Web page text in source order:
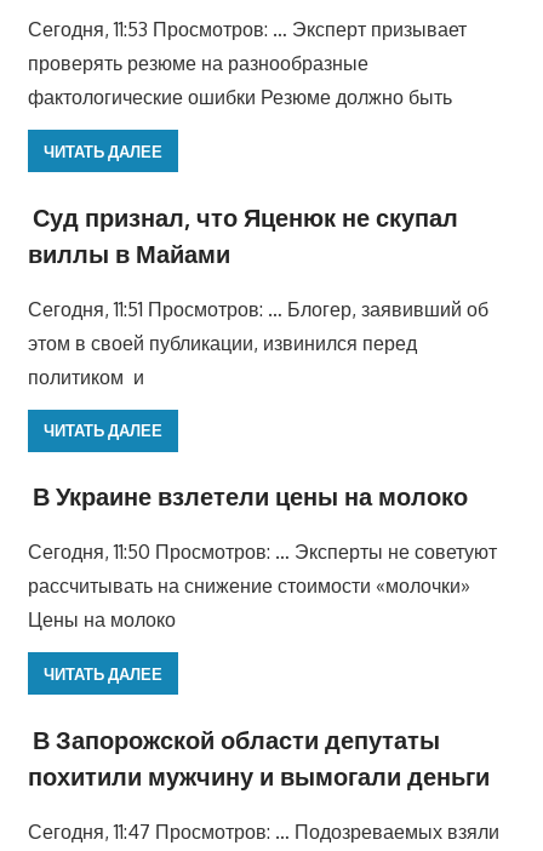
Сегодня, 11:53 Просмотров: … Эксперт призывает
проверять резюме на разнообразные
фактологические ошибки Резюме должно быть
ЧИТАТЬ ДАЛЕЕ
Суд признал, что Яценюк не скупал
виллы в Майами
Сегодня, 11:51 Просмотров: … Блогер, заявивший об
этом в своей публикации, извинился перед
политиком и
ЧИТАТЬ ДАЛЕЕ
В Украине взлетели цены на молоко
Сегодня, 11:50 Просмотров: … Эксперты не советуют
рассчитывать на снижение стоимости «молочки»
Цены на молоко
ЧИТАТЬ ДАЛЕЕ
В Запорожской области депутаты
похитили мужчину и вымогали деньги
Сегодня, 11:47 Просмотров: … Подозреваемых взяли